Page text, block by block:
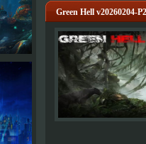
Green Hell v20260204-